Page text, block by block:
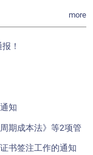
more
！
知
期成本法》等2项管
书签注工作的通知